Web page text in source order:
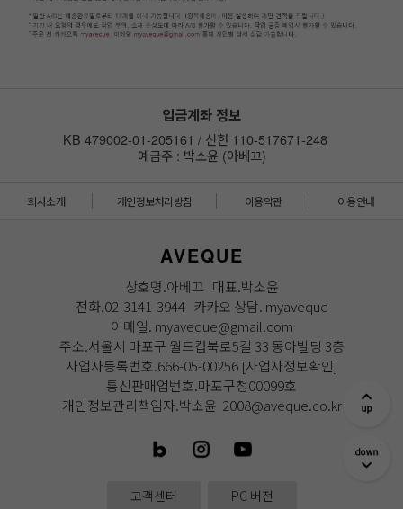
입금계좌 정보
KB 479002-01-205161 / 신한 110-517671-248
예금주 : 박소윤 (아베끄)
회사소개 개인정보처리방침 이용약관 이용안내
AVEQUE
상호명.아베끄 대표.박소윤
전화.02-3141-3944 카카오 상담. myaveque
이메일. myaveque@gmail.com
주소.서울시 마포구 월드컵북로5길 33 동아빌딩 3층
사업자등록번호.666-05-00256 [사업자정보확인]
통신판매업번호.마포구청00099호
개인정보관리책임자.박소윤 2008@aveque.co.kr
고객센터 PC 버전